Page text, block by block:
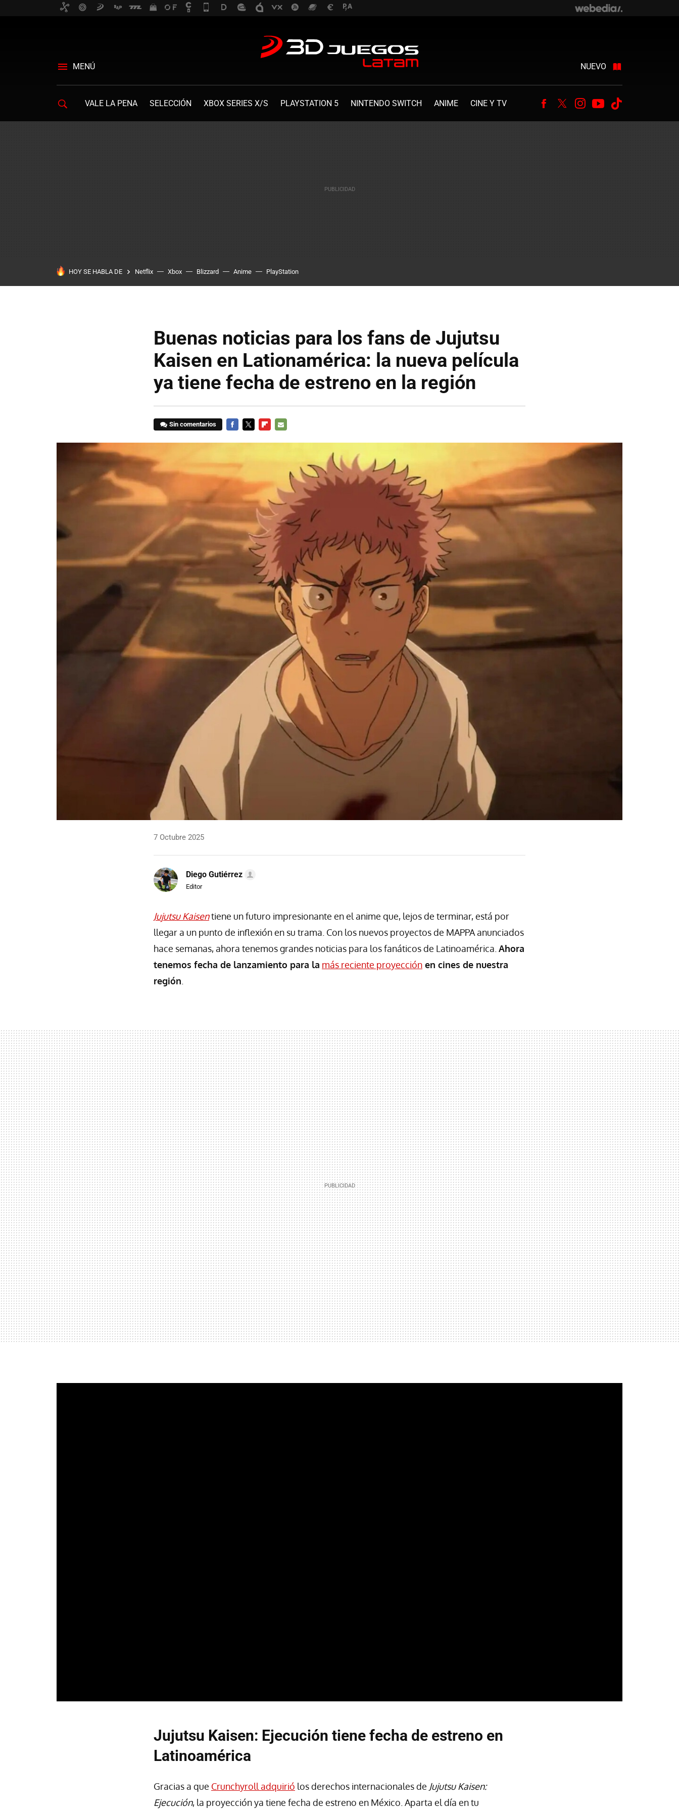
MENÚ NUEVO
VALE LA PENA SELECCIÓN XBOX SERIES X/S PLAYSTATION 5 NINTENDO SWITCH ANIME CINE Y TV Facebook
TwitterInstagram
Youtube
HOY SE HABLA DE Netflix Xbox Blizzard Anime PlayStation
Buenas noticias para los fans de Jujutsu
Kaisen en Lationamérica: la nueva película
ya tiene fecha de estreno en la región
Sin comentarios
7 Octubre 2025
Diego Gutiérrez
Editor
Jujutsu Kaisentiene un futuro impresionante en el anime que, lejos de terminar, está por
llegar a un punto de inflexión en su trama. Con los nuevos proyectos de MAPPA anunciados
hace semanas, ahora tenemos grandes noticias para los fanáticos de Latinoamérica. Ahora
tenemos fecha de lanzamiento para la más reciente proyección en cines de nuestra
región
Jujutsu Kaisen: Ejecución tiene fecha de estreno en
Latinoamérica
Gracias a que Crunchyroll adquirió los derechos internacionales de Jujutsu Kaisen:
Ejecución, la proyección ya tiene fecha de estreno en México. Aparta el día en tu